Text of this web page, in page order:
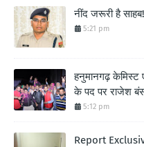
नींद जरूरी है साहब!
5:21 pm
हनुमानगढ़ केमिस्ट
के पद पर राजेश
5:12 pm
Report